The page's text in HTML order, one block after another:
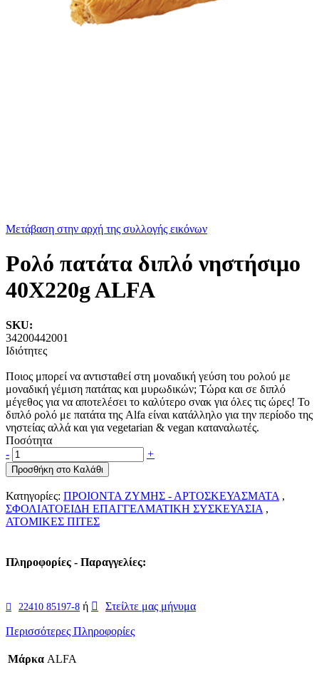
Μετάβαση στην αρχή της συλλογής εικόνων
Ρολό πατάτα διπλό νηστήσιμο
40X220g ALFA
SKU:
34200442001
Ιδιότητες
Ποιος μπορεί να αντισταθεί στη μοναδική γεύση του ρολού με
μοναδική γέμιση πατάτας και μυρωδικών; Τώρα και σε διπλό
μέγεθος για να αποτελέσει το καλύτερο σνακ για όλες τις ώρες! Το
διπλό ρολό με πατάτα της Alfa είναι κατάλληλο για την περίοδο της
νηστείας αλλά και για vegetarian & vegan καταναλωτές.
Ποσότητα
-
+
Προσθήκη στο Καλάθι
Κατηγορίες: ΠΡΟΙΟΝΤΑ ΖΥΜΗΣ - ΑΡΤΟΣΚΕΥΑΣΜΑΤΑ ,
ΣΦΟΛΙΑΤΟΕΙΔΗ ΕΠΑΓΓΕΛΜΑΤΙΚΗ ΣΥΣΚΕΥΑΣΙΑ ,
ΑΤΟΜΙΚΕΣ ΠΙΤΕΣ
Πληροφορίες - Παραγγελίες:
22410 85197-8 ή Στείλτε μας μήνυμα
Περισσότερες Πληροφορίες
Μάρκα ALFA